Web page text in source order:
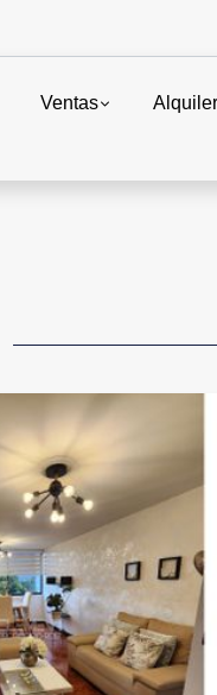
Ventas